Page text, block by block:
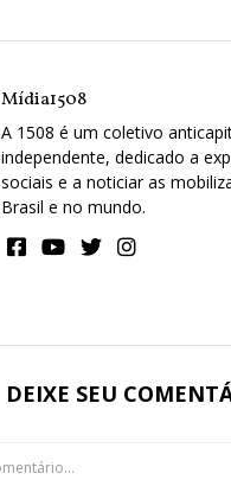
Mídia1508
A 1508 é um coletivo
independente, dedicado a
sociais e a noticiar as
Brasil e no mundo.
DEIXE SEU